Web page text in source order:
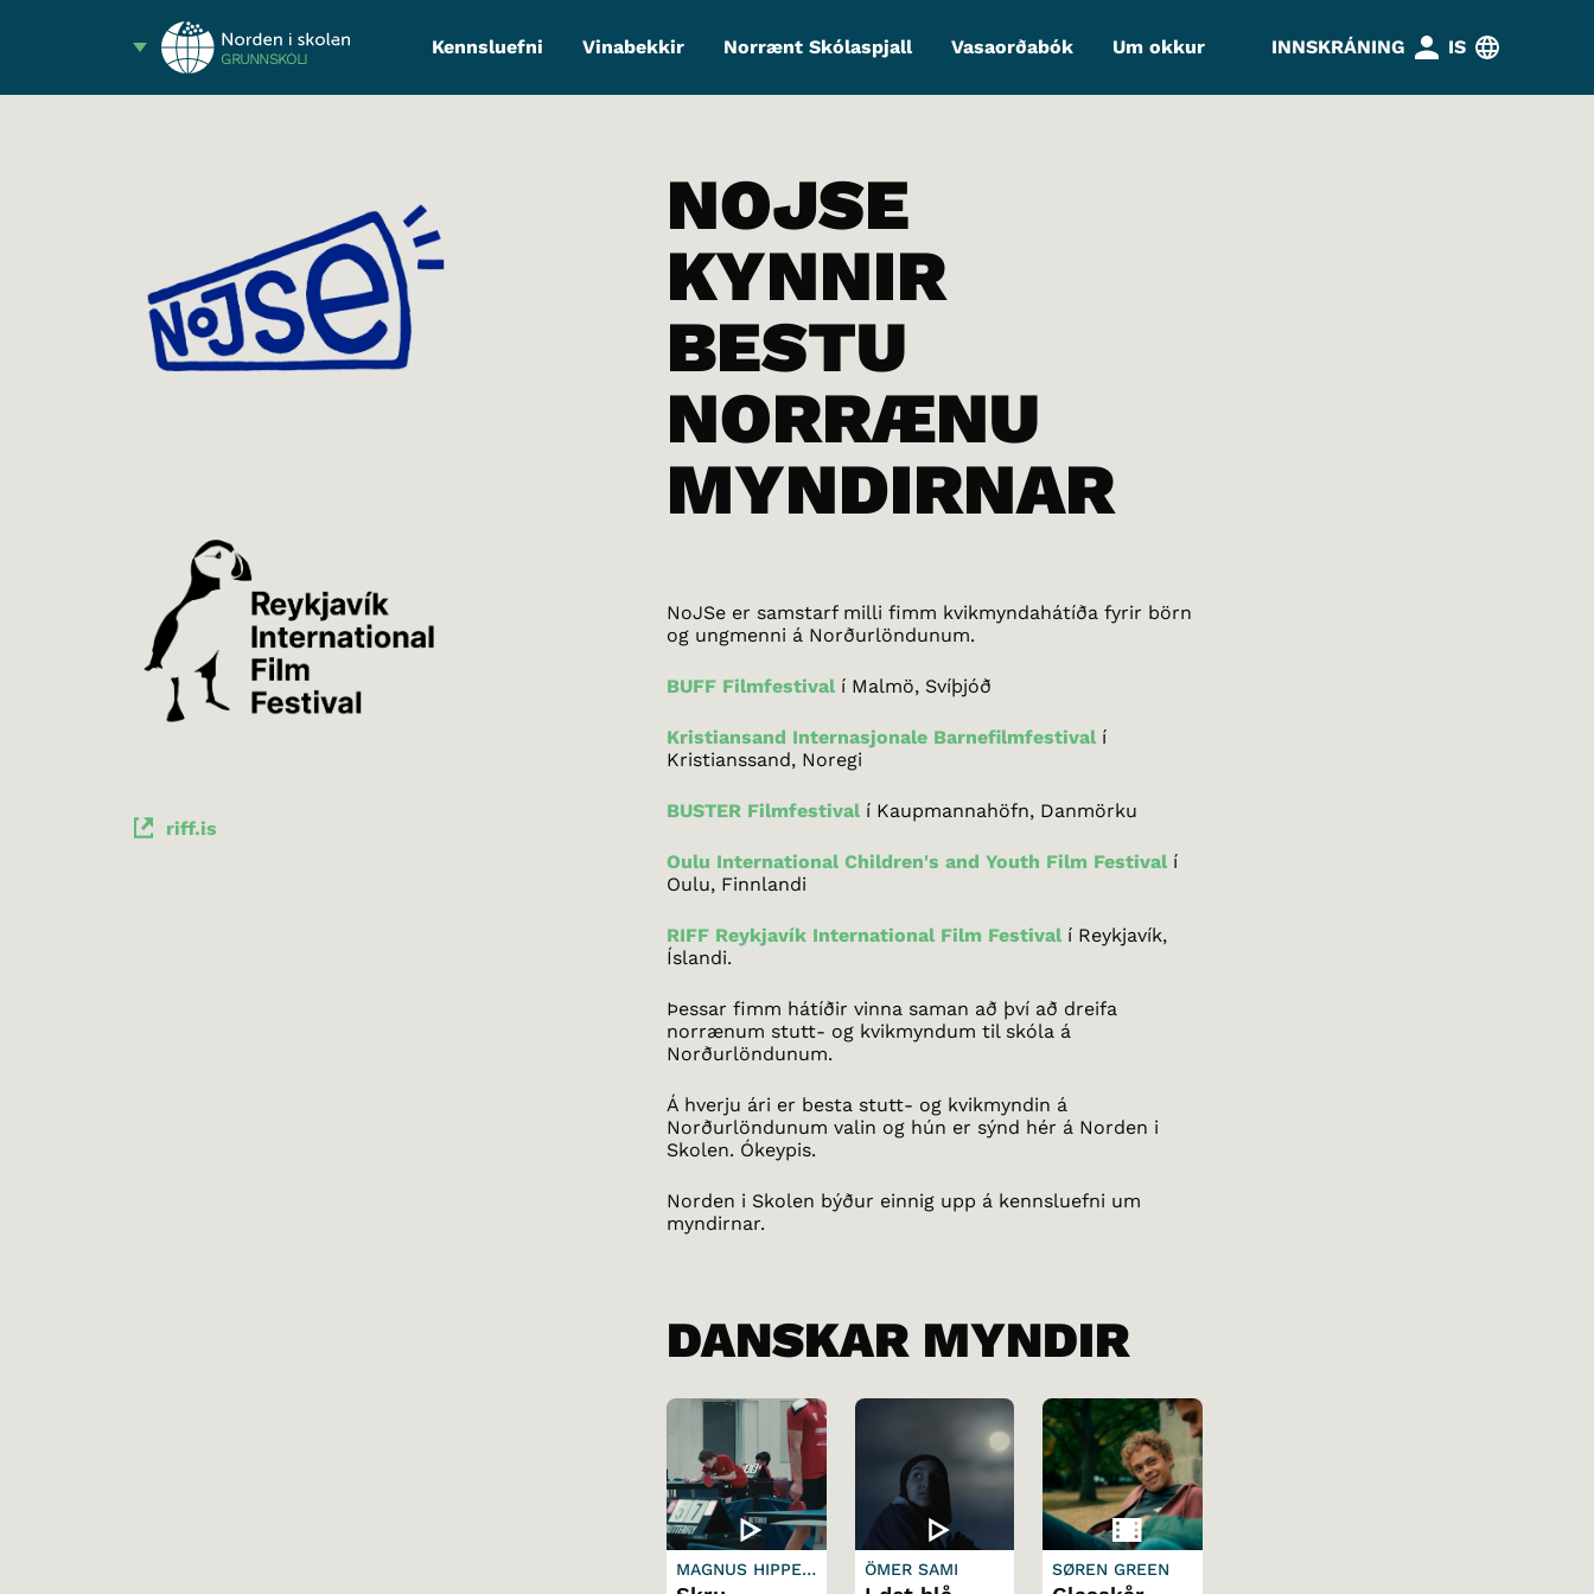
GRUNNSKÓLI
Kennsluefni Vinabekkir Norrænt Skólaspjall Vasaorðabók Um okkur INNSKRÁNING IS
riff.is
NOJSE
KYNNIR
BESTU
NORRÆNU
MYNDIRNAR
NoJSe er samstarf milli fimm kvikmyndahátíða fyrir börn
og ungmenni á Norðurlöndunum.
BUFF Filmfestival í Malmö, Svíþjóð
Kristiansand Internasjonale Barnefilmfestival í
Kristianssand, Noregi
BUSTER Filmfestival í Kaupmannahöfn, Danmörku
Oulu International Children's and Youth Film Festival í
Oulu, Finnlandi
RIFF Reykjavík International Film Festival í Reykjavík,
Íslandi.
Þessar fimm hátíðir vinna saman að því að dreifa
norrænum stutt- og kvikmyndum til skóla á
Norðurlöndunum.
Á hverju ári er besta stutt- og kvikmyndin á
Norðurlöndunum valin og hún er sýnd hér á Norden i
Skolen. Ókeypis.
Norden i Skolen býður einnig upp á kennsluefni um
myndirnar.
DANSKAR MYNDIR
MAGNUS HIPPE
BRUN
ÖMER SAMI SØREN GREEN